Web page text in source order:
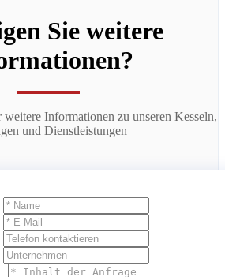
Sie weitere
Informationen zu unseren Kesseln,
und Dienstleistungen